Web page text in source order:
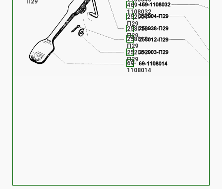
69-
1108014
252003-
П29
258012-
П29
258038-
П29
252004-
П29
469-
1108032
П29